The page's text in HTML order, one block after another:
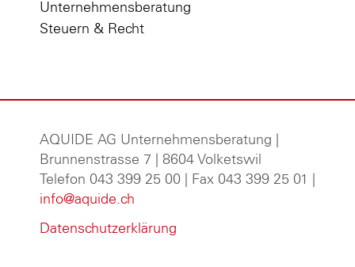
Unternehmensberatung
Steuern & Recht
AQUIDE AG Unternehmensberatung
Brunnenstrasse 7 | 8604 Volketswil
Telefon 043 399 25 00 | Fax 043 399 25 01 |
info@aquide.ch
Datenschutzerklärung